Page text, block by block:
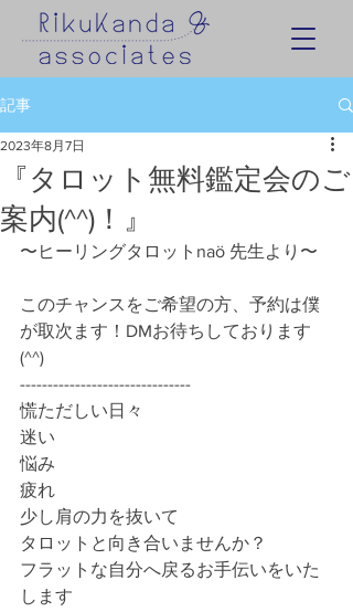
記事
『タロット無料鑑定会のご
案内(^^)！』
2023年8月7日
〜ヒーリングタロットnaö 先生より〜
このチャンスをご希望の方、予約は僕
が取次ます！DMお待ちしております
(^^)
-------------------------------
慌ただしい日々
迷い
悩み
疲れ
少し肩の力を抜いて
タロットと向き合いませんか？
フラットな自分へ戻るお手伝いをいた
します